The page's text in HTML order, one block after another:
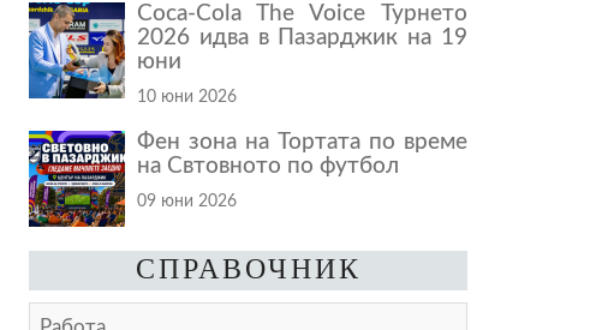
Coca-Cola The Voice Турнето
2026 идва в Пазарджик на 19
юни
10 юни 2026
Фен зона на Тортата по време
на Свтовното по футбол
09 юни 2026
СПРАВОЧНИК